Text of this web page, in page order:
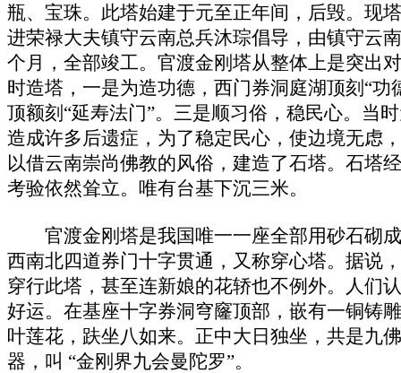
瓶、宝珠。此塔始建于元至正年间，后毁。现
进荣禄大夫镇守云南总兵沐琮倡导，由镇守云
个月，全部竣工。官渡金刚塔从整体上是突出
时造塔，一是为造功德，西门券洞庭湖顶刻“功
顶额刻“延寿法门”。三是顺习俗，稳民心。当
造成许多后遗症，为了稳定民心，使边境无虑
以借云南崇尚佛教的风俗，建造了石塔。石塔
考验依然耸立。唯有台基下沉三米。
官渡金刚塔是我国唯一一座全部用砂石砌成
西南北四道券门十字贯通，又称穿心塔。据说
穿行此塔，甚至连新娘的花轿也不例外。人们
好运。在基座十字券洞穹窿顶部，嵌有一铜铸
叶莲花，趺坐八如来。正中大日独坐，共是九
器，叫 “金刚界九会曼陀罗”。